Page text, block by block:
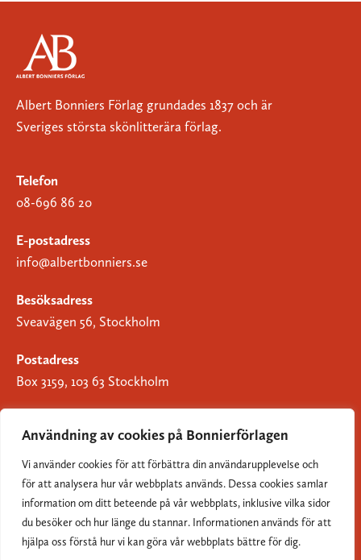
Användning av cookies på Bonnierförlagen
Vi använder cookies för att förbättra din användarupplevelse och
för att analysera hur vår webbplats används. Dessa cookies samlar
information om ditt beteende på vår webbplats, inklusive vilka sidor
du besöker och hur länge du stannar. Informationen används för att
hjälpa oss förstå hur vi kan göra vår webbplats bättre för dig.
Albert Bonniers Förlag grundades 1837 och är
Sveriges största skönlitterära förlag.
Telefon
08-696 86 20
E-postadress
info@albertbonniers.se
Besöksadress
Sveavägen 56, Stockholm
Postadress
Box 3159, 103 63 Stockholm
Om Bonnierförlagen
Cookies
Integritetspolicy